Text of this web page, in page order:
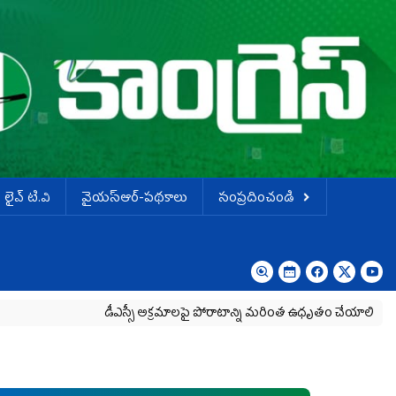
లైవ్ టి.వి వైయస్ఆర్-పథకాలు సంప్రదించండి
డీఎస్సీ అక్రమాలపై పోరాటాన్ని మరింత ఉధృతం చేయాలి